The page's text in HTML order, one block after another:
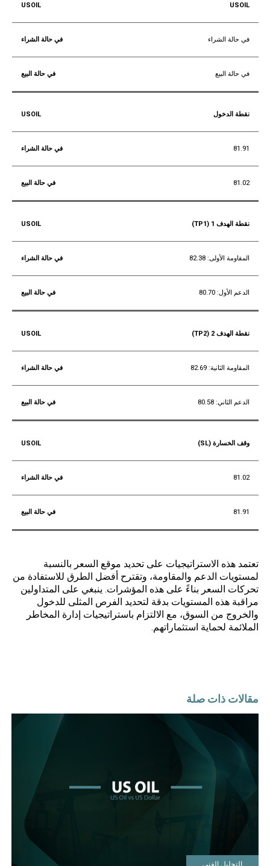
USOIL
في حالة الشراء
في حالة البيع
نقطة الدخول
81.91
81.02
نقطة الهدف 1 (TP1)
المقاومة الأولى: 82.38
الدعم الأول: 80.70
نقطة الهدف 2 (TP2)
المقاومة الثانية: 82.69
الدعم الثاني: 80.58
وقف الخسارة (SL)
81.02
81.91
تعتمد هذه الاستراتيجيات على تحديد موقع السعر بالنسبة
لمستويات الدعم والمقاومة، وتقترح أفضل الطرق للاستفادة من
تحركات السعر بناءً على هذه المؤشرات. ينبغي على المتداولين
مراقبة هذه المستويات بدقة لتحديد الفرص المثلى للدخول
والخروج من السوق، مع الالتزام باستراتيجيات إدارة المخاطر
الملائمة لحماية استثماراتهم.
مقالات ذات صلة
التحليل الفني